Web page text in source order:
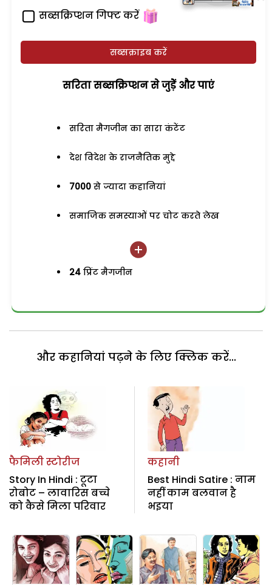
सब्सक्रिप्शन गिफ्ट करें
सब्सक्राइब करें
सरिता सब्सक्रिप्शन से जुड़ेें और पाएं
सरिता मैगजीन का सारा कंटेंट
देश विदेश के राजनैतिक मुद्दे
7000 से ज्यादा कहानियां
समाजिक समस्याओं पर चोट करते लेख
24 प्रिंट मैगजीन
और कहानियां पढ़ने के लिए क्लिक करें...
फैमिली स्टोरीज
Story In Hindi : टूटा
रोबोट – लावारिस बच्चे
को कैसे मिला परिवार
कहानी
Best Hindi Satire : नाम
नहीं काम बलवान है
भइया